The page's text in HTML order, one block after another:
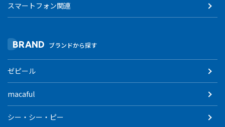
スマートフォン関連
BRAND ブランドから探す
ゼピール
macaful
シー・シー・ピー